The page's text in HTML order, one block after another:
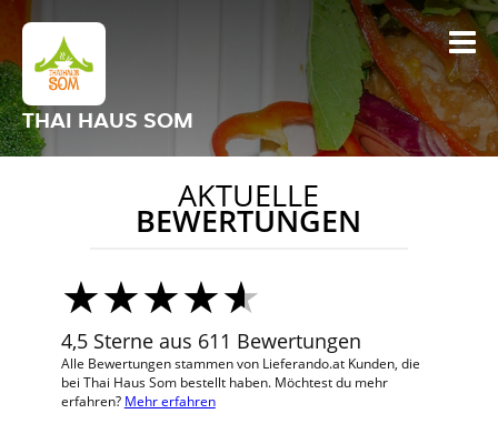
THAI HAUS SOM
AKTUELLE
BEWERTUNGEN
4,5 Sterne aus 611 Bewertungen
Alle Bewertungen stammen von Lieferando.at Kunden, die
bei Thai Haus Som bestellt haben. Möchtest du mehr
erfahren? Mehr erfahren